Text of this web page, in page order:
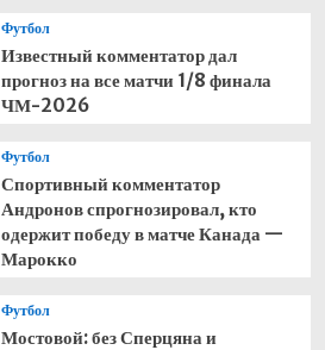
Футбол
Известный комментатор дал
прогноз на все матчи 1/8 финала
ЧМ-2026
Футбол
Спортивный комментатор
Андронов спрогнозировал, кто
одержит победу в матче Канада —
Марокко
Футбол
Мостовой: без Сперцяна и